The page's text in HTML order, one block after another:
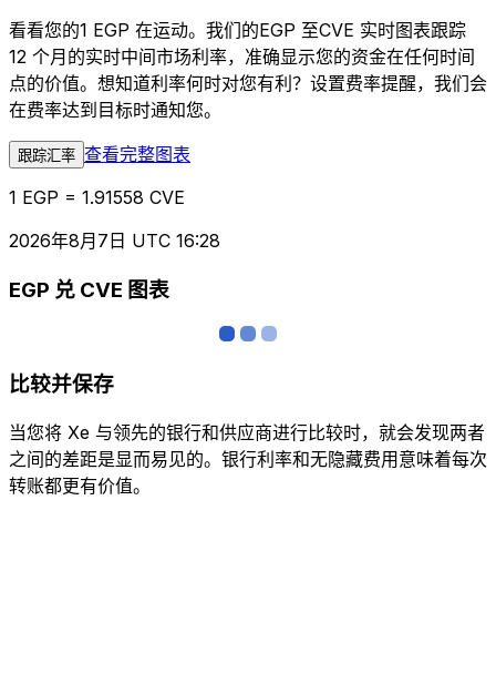
看看您的1 EGP 在运动。我们的EGP 至CVE 实时图表跟踪
12 个月的实时中间市场利率，准确显示您的资金在任何时间
点的价值。想知道利率何时对您有利？设置费率提醒，我们会
在费率达到目标时通知您。
跟踪汇率 查看完整图表
1 EGP = 1.91558 CVE
2026年8月7日 UTC 16:28
EGP 兑 CVE 图表
比较并保存
当您将 Xe 与领先的银行和供应商进行比较时，就会发现两者
之间的差距是显而易见的。银行利率和无隐藏费用意味着每次
转账都更有价值。